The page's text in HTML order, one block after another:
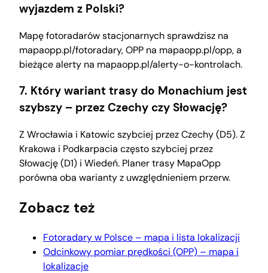
wyjazdem z Polski?
Mapę fotoradarów stacjonarnych sprawdzisz na
mapaopp.pl/fotoradary, OPP na mapaopp.pl/opp, a
bieżące alerty na mapaopp.pl/alerty-o-kontrolach.
7. Który wariant trasy do Monachium jest
szybszy – przez Czechy czy Słowację?
Z Wrocławia i Katowic szybciej przez Czechy (D5). Z
Krakowa i Podkarpacia często szybciej przez
Słowację (D1) i Wiedeń. Planer trasy MapaOpp
porówna oba warianty z uwzględnieniem przerw.
Zobacz też
Fotoradary w Polsce – mapa i lista lokalizacji
Odcinkowy pomiar prędkości (OPP) – mapa i
lokalizacje